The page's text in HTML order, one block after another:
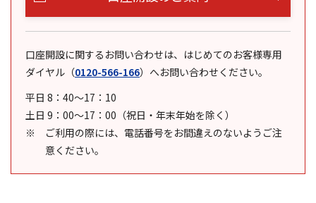
口座開設に関するお問い合わせは、はじめてのお客様専用
ダイヤル （0120-566-166） へお問い合わせください。
平日 8：40～17：10
土日 9：00～17：00（祝日・年末年始を除く）
ご利用の際には、電話番号をお間違えのないようご注
意ください。